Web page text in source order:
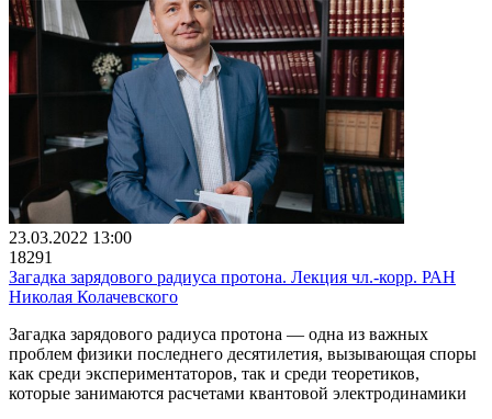
23.03.2022 13:00
18291
Загадка зарядового радиуса протона. Лекция чл.-корр. РАН
Николая Колачевского
Загадка зарядового радиуса протона — одна из важных
проблем физики последнего десятилетия, вызывающая споры
как среди экспериментаторов, так и среди теоретиков,
которые занимаются расчетами квантовой электродинамики